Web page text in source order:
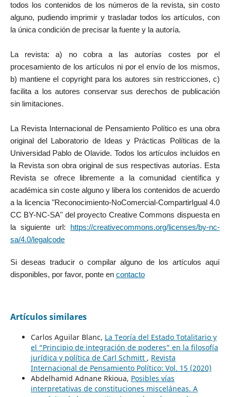
todos los contenidos de los números de la revista, sin costo
alguno, pudiendo imprimir y trasladar todos los artículos, con
la única condición de precisar la fuente y la autoría.
La revista: a) no cobra a las autorías costes por el
procesamiento de los artículos ni por el envío de los mismos,
b) mantiene el copyright para los autores sin restricciones, c)
facilita a los autores conservar sus derechos de publicación
sin limitaciones.
La Revista Internacional de Pensamiento Político es una obra
original del Laboratorio de Ideas y Prácticas Políticas de la
Universidad Pablo de Olavide. Todos los artículos incluidos en
la Revista son obra original de sus respectivas autorías. Esta
Revista se ofrece libremente a la comunidad científica y
académica sin coste alguno y libera los contenidos de acuerdo
a la licencia "Reconocimiento-NoComercial-CompartirIgual 4.0
CC BY-NC-SA" del proyecto Creative Commons dispuesta en
la siguiente url:
https://creativecommons.org/licenses/by-nc-
sa/4.0/legalcode
Si deseas traducir o compilar alguno de los artículos aquí
disponibles, por favor, ponte en contacto
Artículos similares
Carlos Aguilar Blanc, La Teoría del Estado Totalitario y
el “Principio de integración de poderes” en la filosofía
jurídica y política de Carl Schmitt , Revista
Internacional de Pensamiento Político: Vol. 15 (2020)
Abdelhamid Adnane Rkioua, Posibles vías
interpretativas de constituciones misceláneas. A